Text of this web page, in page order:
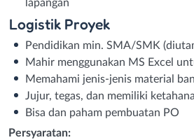
lapangan
Logistik Proyek
Pendidikan min. SMA/SMK
Mahir menggunakan MS Excel
Memahami jenis-jenis material
Jujur, tegas, dan memiliki
Bisa dan paham pembuatan PO
Persyaratan: